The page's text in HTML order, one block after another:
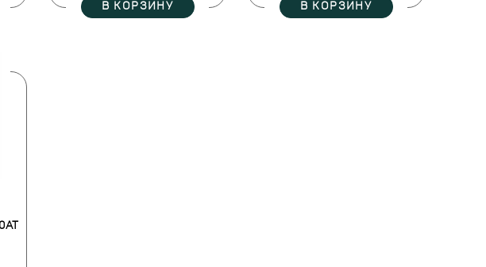
В КОРЗИНУ В КОРЗИНУ